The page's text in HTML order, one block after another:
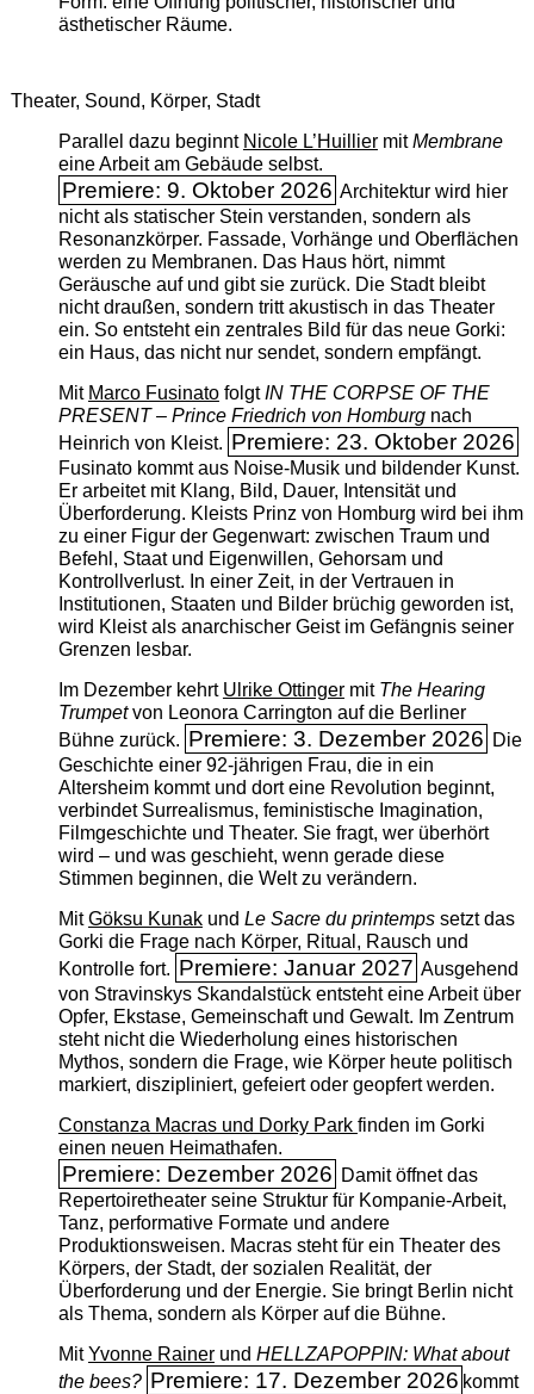
ästhetischer Räume.
Theater, Sound, Körper, Stadt
Parallel dazu beginnt Nicole L’Huilliermit ­Membrane
eine Arbeit am Gebäude selbst.
Premiere: 9. Oktober 2026 Architektur wird hier
nicht als statischer Stein verstanden, sondern als
Resonanzkörper. Fassade, Vorhänge und Oberflächen
werden zu Membranen. Das Haus hört, nimmt
Geräusche auf und gibt sie zurück. Die Stadt bleibt
nicht draußen, sondern tritt akustisch in das Theater
ein. So entsteht ein zentrales Bild für das neue Gorki:
ein Haus, das nicht nur sendet, sondern empfängt.
Mit Marco FusinatofolgtIN THE CORPSE OF THE
PRESENT – Prince Friedrich von Homburgnach
Heinrich von Kleist. Premiere: 23. Oktober 2026
Fusinato kommt aus Noise-Musik und bildender Kunst.
Er arbeitet mit Klang, Bild, Dauer, Intensität und
Überforderung. Kleists Prinz von Homburg wird bei ihm
zu einer Figur der Gegenwart: zwischen Traum und
Befehl, Staat und Eigenwillen, Gehorsam und
Kontrollverlust. In einer Zeit, in der Vertrauen in
Institutionen, Staaten und Bilder brüchig geworden ist,
wird Kleist als anarchischer Geist im Gefängnis seiner
Grenzen lesbar.
Im Dezember kehrt Ulrike Ottingermit The ­Hearing
Trumpetvon Leonora Carrington auf die Berliner
Bühne zurück. Premiere: 3. Dezember 2026 Die
Geschichte einer 92-jährigen Frau, die in ein
Altersheim kommt und dort eine Revolution beginnt,
verbindet Surrealismus, feministische Imagination,
Filmgeschichte und Theater. Sie fragt, wer überhört
wird – und was geschieht, wenn gerade diese
Stimmen beginnen, die Welt zu verändern.
MitGöksu Kunakund Le Sacre du printempssetzt das
Gorki die Frage nach Körper, Ritual, Rausch und
Kontrolle fort. Premiere: Januar 2027 Ausgehend
von Stravinskys Skandalstück entsteht eine Arbeit über
Opfer, Ekstase, Gemeinschaft und Gewalt. Im Zentrum
steht nicht die Wiederholung eines historischen
Mythos, sondern die Frage, wie Körper heute politisch
markiert, diszipliniert, gefeiert oder geopfert werden.
Constanza Macras und Dorky Park finden im Gorki
einen neuen Heimathafen.
Premiere: Dezember 2026 Damit öffnet das
Repertoiretheater seine Struktur für Kompanie-Arbeit,
Tanz, performative Formate und andere
Produktionsweisen. Macras steht für ein Theater des
Körpers, der Stadt, der sozialen Realität, der
Überforderung und der Energie. Sie bringt Berlin nicht
als Thema, sondern als Körper auf die Bühne.
MitYvonne Rainerund HELLZAPOPPIN: What about
the bees? Premiere: 17. Dezember 2026 kommt